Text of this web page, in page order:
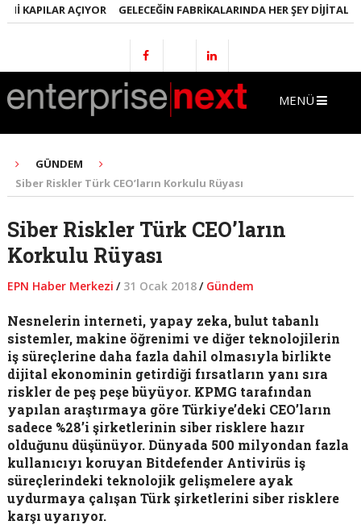
KAPILAR AÇIYOR GELECEĞIN FABRIKALARINDA HER ŞEY DIJITAL
MENÜ
GÜNDEM
Siber Riskler Türk CEO’ların Korkulu Rüyası
Siber Riskler Türk CEO’ların
Korkulu Rüyası
EPN Haber Merkezi / 31 Ocak 2018/ Gündem
Nesnelerin interneti, yapay zeka, bulut tabanlı
sistemler, makine öğrenimi ve diğer teknolojilerin
iş süreçlerine daha fazla dahil olmasıyla birlikte
dijital ekonominin getirdiği fırsatların yanı sıra
riskler de peş peşe büyüyor. KPMG tarafından
yapılan araştırmaya göre Türkiye’deki CEO’ların
sadece %28’i şirketlerinin siber risklere hazır
olduğunu düşünüyor. Dünyada 500 milyondan fazla
kullanıcıyı koruyan Bitdefender Antivirüs iş
süreçlerindeki teknolojik gelişmelere ayak
uydurmaya çalışan Türk şirketlerini siber risklere
karşı uyarıyor.